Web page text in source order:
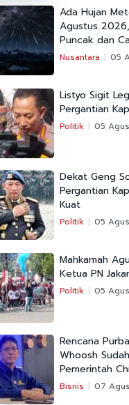
Ada Hujan
Agustus
Puncak dan
Nusantara 05
Listyo Sigit
Pergantian
Politik 05
Dekat Geng
Pergantian
Kuat
Politik 05
Mahkamah
Ketua PN
Politik 05
Rencana
Whoosh
Pemerintah
Bisnis 07